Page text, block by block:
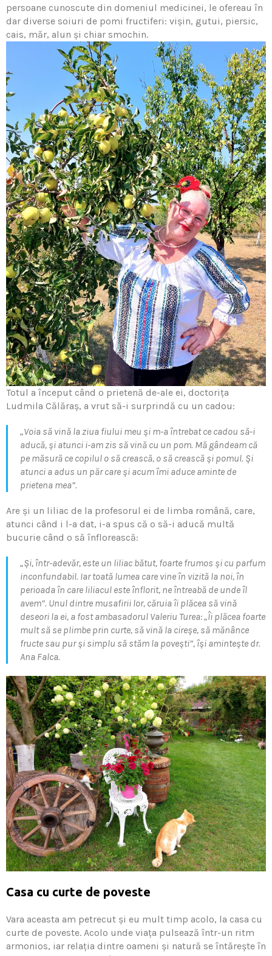
persoane cunoscute din domeniul medicinei, le ofereau în
dar diverse soiuri de pomi fructiferi: vișin, gutui, piersic,
cais, măr, alun și chiar smochin.
Totul a început când o prietenă de-ale ei, doctoriţa
Ludmila Călăraș, a vrut să-i surprindă cu un cadou:
„Voia să vină la ziua fiului meu și m-a întrebat ce cadou să-i
aducă, și atunci i-am zis să vină cu un pom. Mă gândeam că
pe măsură ce copilul o să crească, o să crească și pomul. Și
atunci a adus un păr care și acum îmi aduce aminte de
prietena mea”.
Are și un liliac de la profesorul ei de limba română, care,
atunci când i l-a dat, i-a spus că o să-i aducă multă
bucurie când o să înflorească:
„Și, într-adevăr, este un liliac bătut, foarte frumos și cu parfum
inconfundabil. Iar toată lumea care vine în vizită la noi, în
perioada în care liliacul este înflorit, ne întreabă de unde îl
avem”. Unul dintre musafirii lor, căruia îi plăcea să vină
deseori la ei, a fost ambasadorul Valeriu Turea: „Îi plăcea foarte
mult să se plimbe prin curte, să vină la cireșe, să mănânce
fructe sau pur și simplu să stăm la povești”, își amintește dr.
Ana Falca.
Casa cu curte de poveste
Vara aceasta am petrecut și eu mult timp acolo, la casa cu
curte de poveste. Acolo unde viaţa pulsează într-un ritm
armonios, iar relaţia dintre oameni și natură se întărește în